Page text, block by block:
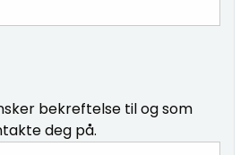
bekreftelse til og som
deg på.